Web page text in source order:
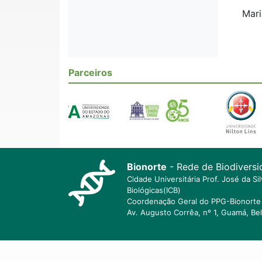
Parceiros
Bionorte - Rede de
Cidade Universitária Prof. José da
Biológicas(ICB)
Coordenação Geral do PPG-
Av. Augusto Corrêa, nº 1, Guamá,